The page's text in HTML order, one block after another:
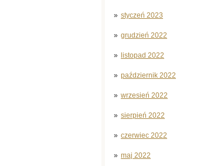
styczeń 2023
grudzień 2022
listopad 2022
październik 2022
wrzesień 2022
sierpień 2022
czerwiec 2022
maj 2022